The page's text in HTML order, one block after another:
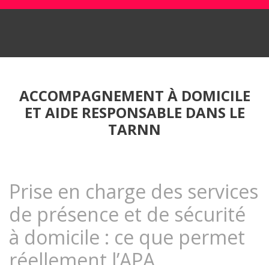
ACCOMPAGNEMENT À DOMICILE
ET AIDE RESPONSABLE DANS LE
TARNN
Prise en charge des services
de présence et de sécurité
à domicile : ce que permet